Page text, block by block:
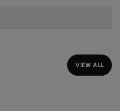
VIEW ALL